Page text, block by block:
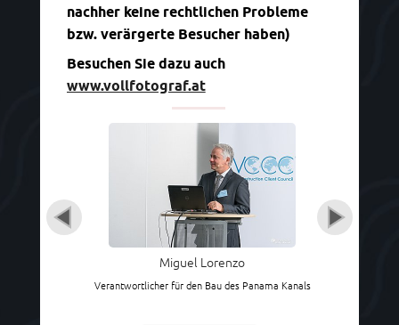
nachher keine rechtlichen Probleme
bzw. verärgerte Besucher haben)
Besuchen Sie dazu auch
www.vollfotograf.at
Miguel Lorenzo
Verantwortlicher für den Bau des Panama Kanals